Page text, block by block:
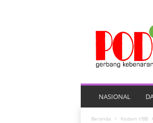
B
R
NASIONAL
Beranda Kodam I/BB